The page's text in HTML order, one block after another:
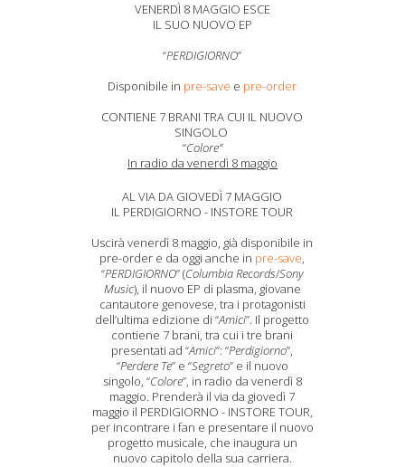
VENERDÌ 8 MAGGIO ESCE
IL SUO NUOVO EP
“PERDIGIORNO”
Disponibile in pre-save e pre-order
CONTIENE 7 BRANI TRA CUI IL NUOVO
SINGOLO
“Colore”
In radio da venerdì 8 maggio
AL VIA DA GIOVEDÌ 7 MAGGIO
IL PERDIGIORNO - INSTORE TOUR
Uscirà venerdì 8 maggio, già disponibile in
pre-order e da oggi anche in pre-save,
“PERDIGIORNO” (Columbia Records/Sony
Music), il nuovo EP di plasma, giovane
cantautore genovese, tra i protagonisti
dell’ultima edizione di “Amici”. Il progetto
contiene 7 brani, tra cui i tre brani
presentati ad “Amici”: “Perdigiorno”,
“Perdere Te” e “Segreto” e il nuovo
singolo, “Colore”, in radio da venerdì 8
maggio. Prenderà il via da giovedì 7
maggio il PERDIGIORNO - INSTORE TOUR,
per incontrare i fan e presentare il nuovo
progetto musicale, che inaugura un
nuovo capitolo della sua carriera.